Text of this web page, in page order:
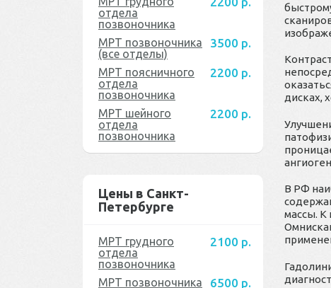
отдела
позвоночника
МРТ позвоночника
(все отделы)
3500 р.
МРТ поясничного
отдела
позвоночника
2200 р.
МРТ шейного
отдела
позвоночника
2200 р.
Цены в Санкт-
Петербурге
МРТ грудного
отдела
позвоночника
2100 р.
МРТ позвоночника
6500 р.
дисках,
В РФ
массы. К